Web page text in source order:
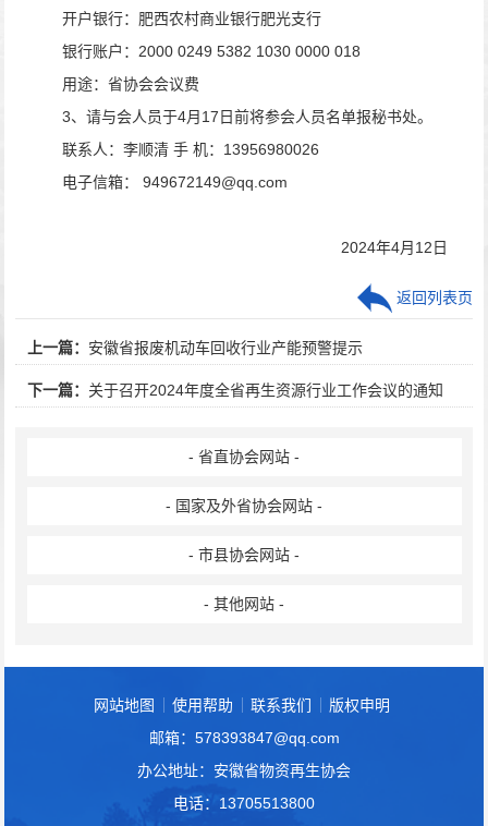
开户银行：肥西农村商业银行肥光支行
银行账户： 2000 0249 5382 1030 0000 018
用途：省协会会议费
3、请与会人员于4月 17 日前将参会人员名单报秘书处。
联系人：李顺清 手 机： 13956980026
电子信箱：
949672149@qq.com
2024年4月 12 日
上一篇： 安徽省报废机动车回收行业产能预警提示
下一篇： 关于召开2024年度全省再生资源行业工作会议的通知
返回列表页
- 省直协会网站 -
- 国家及外省协会网站 -
- 市县协会网站 -
- 其他网站 -
网站地图 使用帮助 联系我们
版权申明
邮箱：578393847@qq.com
办公地址：安徽省物资再生协会
电话：13705513800